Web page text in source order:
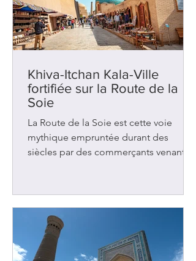
Khiva-Itchan Kala-Ville
fortifiée sur la Route de la
Soie
La Route de la Soie est cette voie
mythique empruntée durant des
siècles par des commerçants venant
principal traversait l’Ouzbékistan où se
trouve la ville de Khiva. Avec
Samarcande et Boukhara , cette
ancienne oasis figurait parmi les
nombreuses étapes de repos et